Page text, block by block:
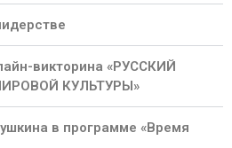
викторина «РУССКИЙ
КУЛЬТУРЫ»
в программе «Время